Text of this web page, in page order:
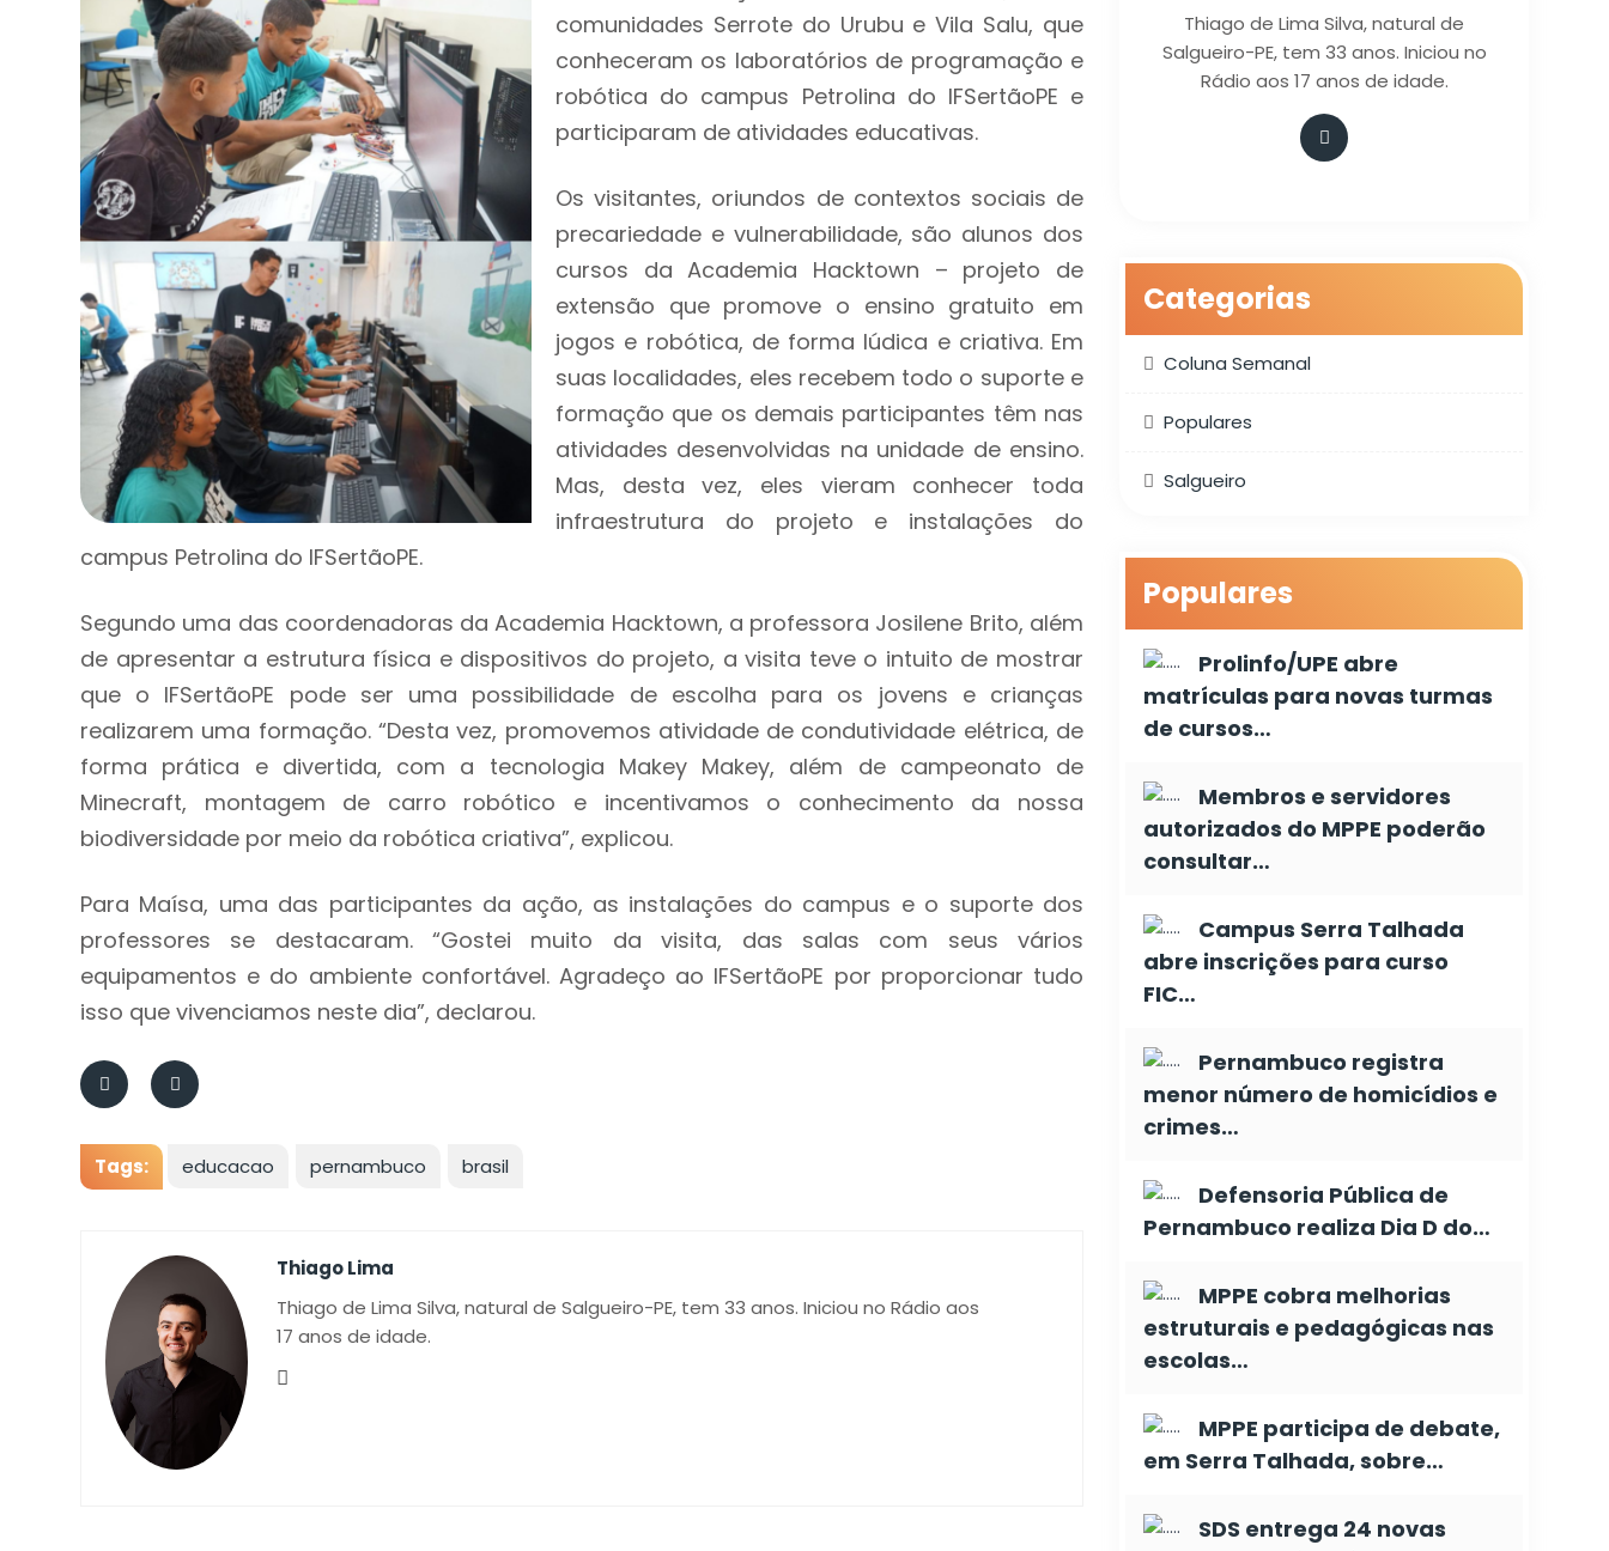
comunidades Serrote do Urubu e Vila Salu, que
conheceram os laboratórios de programação e
robótica do campus Petrolina do IFSertãoPE e
participaram de atividades educativas.
Os visitantes, oriundos de contextos sociais de
precariedade e vulnerabilidade, são alunos dos
cursos da Academia Hacktown – projeto de
extensão que promove o ensino gratuito em
jogos e robótica, de forma lúdica e criativa. Em
suas localidades, eles recebem todo o suporte e
formação que os demais participantes têm nas
atividades desenvolvidas na unidade de ensino.
Mas, desta vez, eles vieram conhecer toda
infraestrutura do projeto e instalações do
campus Petrolina do IFSertãoPE.
Segundo uma das coordenadoras da Academia Hacktown, a professora Josilene Brito, além
de apresentar a estrutura física e dispositivos do projeto, a visita teve o intuito de mostrar
que o IFSertãoPE pode ser uma possibilidade de escolha para os jovens e crianças
realizarem uma formação. “Desta vez, promovemos atividade de condutividade elétrica, de
forma prática e divertida, com a tecnologia Makey Makey, além de campeonato de
Minecraft, montagem de carro robótico e incentivamos o conhecimento da nossa
biodiversidade por meio da robótica criativa”, explicou.
Para Maísa, uma das participantes da ação, as instalações do campus e o suporte dos
professores se destacaram. “Gostei muito da visita, das salas com seus vários
equipamentos e do ambiente confortável. Agradeço ao IFSertãoPE por proporcionar tudo
isso que vivenciamos neste dia”, declarou.
Tags: educacao pernambuco brasil
Thiago Lima
Thiago de Lima Silva, natural de Salgueiro-PE, tem 33 anos. Iniciou no Rádio aos
17 anos de idade.
Thiago de Lima Silva, natural de
Salgueiro-PE, tem 33 anos. Iniciou no
Rádio aos 17 anos de idade.
Categorias
Coluna Semanal
Populares
Salgueiro
Populares
Prolinfo/UPE abre
matrículas para novas turmas
de cursos…
Membros e servidores
autorizados do MPPE poderão
consultar…
Campus Serra Talhada
abre inscrições para curso
FIC…
Pernambuco registra
menor número de homicídios e
crimes…
Defensoria Pública de
Pernambuco realiza Dia D do…
MPPE cobra melhorias
estruturais e pedagógicas nas
escolas…
MPPE participa de debate,
em Serra Talhada, sobre…
SDS entrega 24 novas